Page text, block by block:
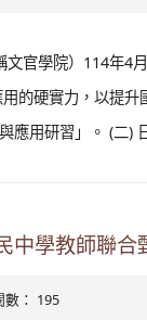
官學院）114年4
的硬實力，以提
應用研習」。 (二)
中學教師聯合
數： 195